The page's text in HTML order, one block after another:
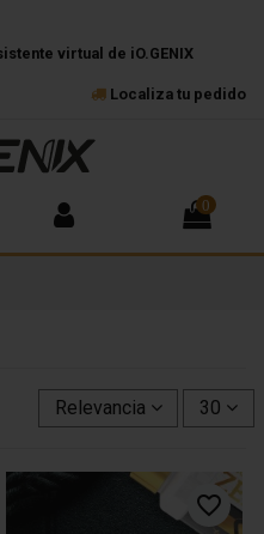
virtual de iO.GENIX
Localiza tu pedido
0
Relevancia 30
favorite_border